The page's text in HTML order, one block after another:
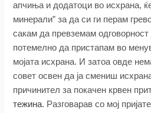
апчиња и додатоци во исхрана,
минерали” за да си ги перам
сакам да превземам
потемелно да пристапам во
мојата исхрана. И затоа овде
совет освен да ја смениш
причинител за покачен крвен
тежина. Разговарав со мој